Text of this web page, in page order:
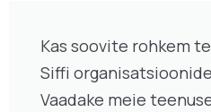
Kas soovite rohkem
Siffi
Vaadake meie